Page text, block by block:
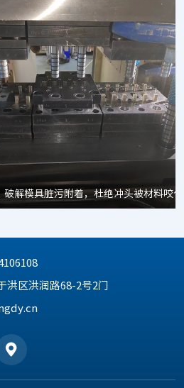
脏污附着，杜绝冲头被材料咬住难题
洪区洪润路68-2号2门